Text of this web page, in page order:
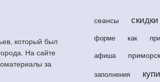
который был
На сайте
за
сеансы скидки
форме как
афиша
заполнения